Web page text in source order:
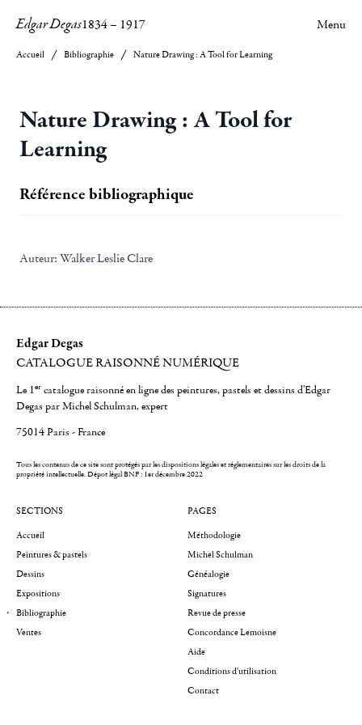
Edgar Degas1834– 1917 Menu
Accueil Bibliographie Nature Drawing : A Tool for Learning
Nature Drawing : A Tool for
Learning
Référence bibliographique
Auteur: Walker Leslie Clare
Edgar Degas
CATALOGUE RAISONNÉ NUMÉRIQUE
Le 1er catalogue raisonné en ligne des peintures, pastels et dessins d'Edgar
Degas par Michel Schulman, expert
75014 Paris - France
Tous les contenus de ce site sont protégés par les dispositions légales et réglementaires sur les droits de la
propriété intellectuelle.Dépot légal BNF : 1er décembre 2022
SECTIONS
Accueil
Peintures & pastels
Dessins
Expositions
Bibliographie
Ventes
PAGES
Méthodologie
Michel Schulman
Généalogie
Signatures
Revue de presse
Concordance Lemoisne
Aide
Conditions d'utilisation
Contact